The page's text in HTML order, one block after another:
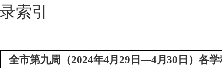
录索引
全市第九周（2024年4月 29 日—4月 30 日）各